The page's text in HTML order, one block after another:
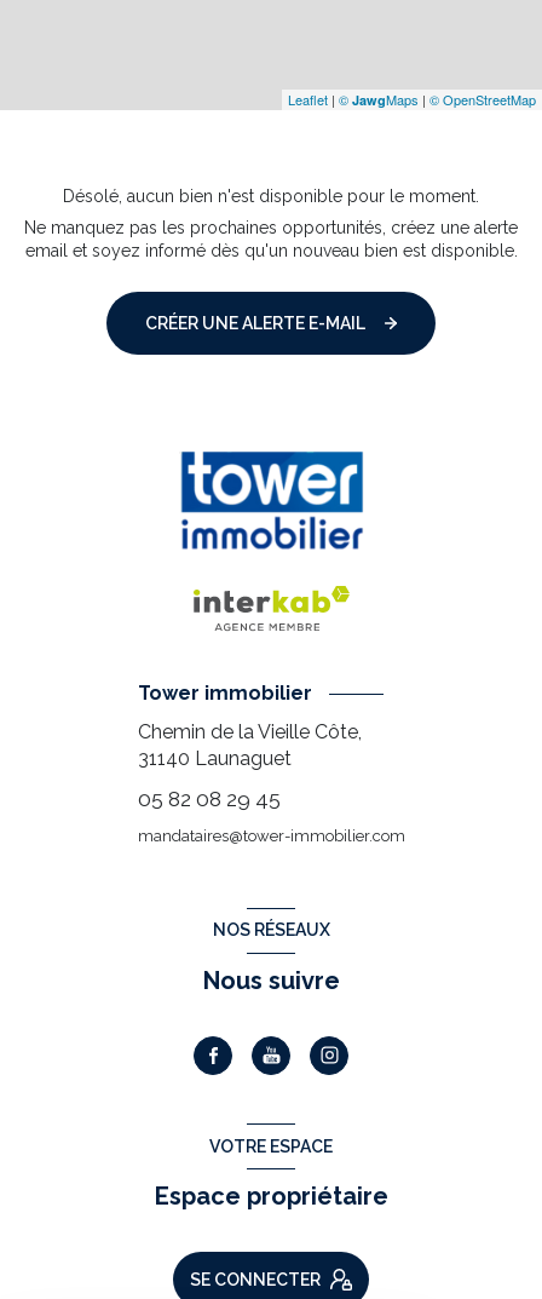
Leaflet | © JawgMaps | © OpenStreetMap
Désolé, aucun bien n'est disponible pour le moment.
Ne manquez pas les prochaines opportunités, créez une alerte
email et soyez informé dès qu'un nouveau bien est disponible.
CRÉER UNE ALERTE E-MAIL
Tower immobilier
Chemin de la Vieille Côte,
31140 Launaguet
05 82 08 29 45
mandataires@tower-immobilier.com
NOS RÉSEAUX
Nous suivre
VOTRE ESPACE
Espace propriétaire
SE CONNECTER